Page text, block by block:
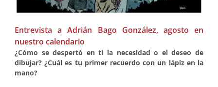
Entrevista a Adrián Bago González, agosto en
nuestro calendario
¿Cómo se despertó en ti la necesidad o el deseo de
dibujar? ¿Cuál es tu primer recuerdo con un lápiz en la
mano?